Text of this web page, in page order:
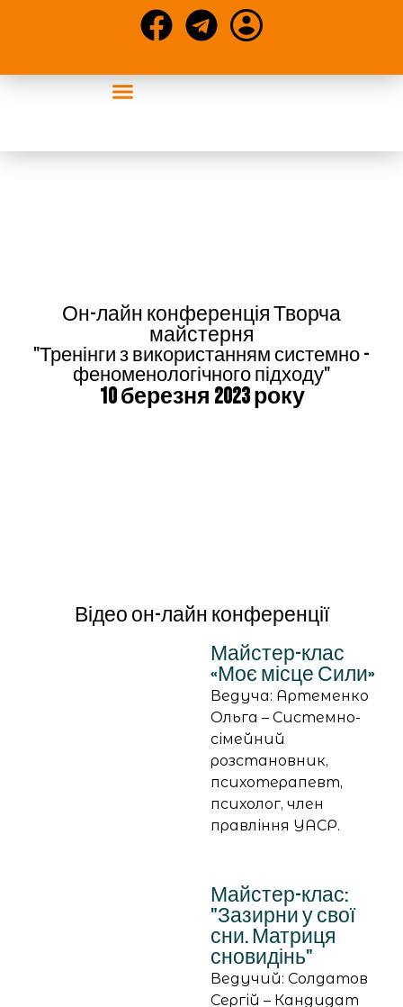
Он-лайн конференція Творча
майстерня
"Тренінги з використанням системно -
феноменологічного підходу"
10 березня 2023 року
Відео он-лайн конференції
Майстер-клас
«Моє місце Сили»
Ведуча: Артеменко
Ольга – Системно-
сімейний
розстановник,
психотерапевт,
психолог, член
правління УАСР.
Майстер-клас:
"Зазирни у свої
сни. Матриця
сновидінь"
Ведучий: Солдатов
Сергій – Кандидат